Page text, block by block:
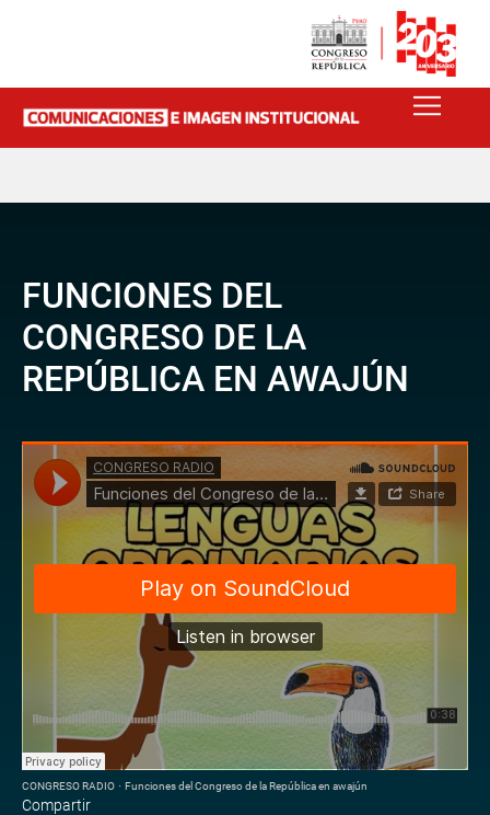
FUNCIONES DEL
CONGRESO DE LA
REPÚBLICA EN AWAJÚN
CONGRESO RADIO · Funciones del Congreso de la República en awajún
Compartir